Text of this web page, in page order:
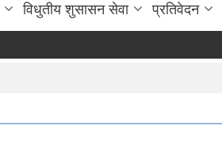
विधुतीय शुसासन सेवा प्रतिवेदन